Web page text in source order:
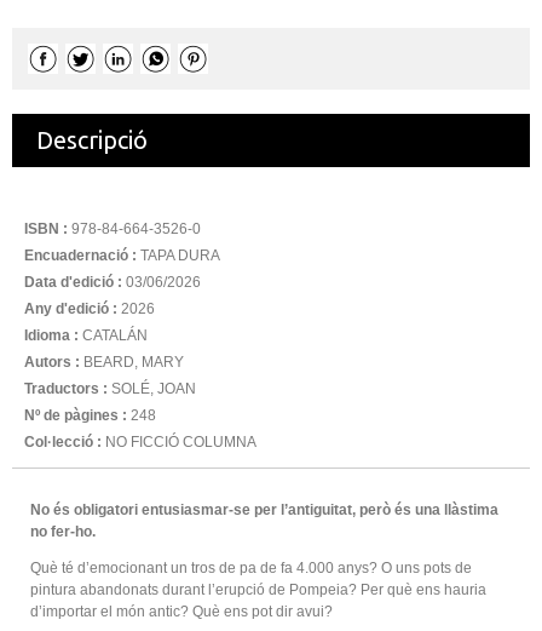
Descripció
ISBN : 978-84-664-3526-0
Encuadernació : TAPA DURA
Data d'edició : 03/06/2026
Any d'edició : 2026
Idioma : CATALÁN
Autors : BEARD, MARY
Traductors : SOLÉ, JOAN
Nº de pàgines : 248
Col·lecció : NO FICCIÓ COLUMNA
No és obligatori entusiasmar-se per l’antiguitat, però és una llàstima
no fer-ho.
Què té d’emocionant un tros de pa de fa 4.000 anys? O uns pots de
pintura abandonats durant l’erupció de Pompeia? Per què ens hauria
d’importar el món antic? Què ens pot dir avui?